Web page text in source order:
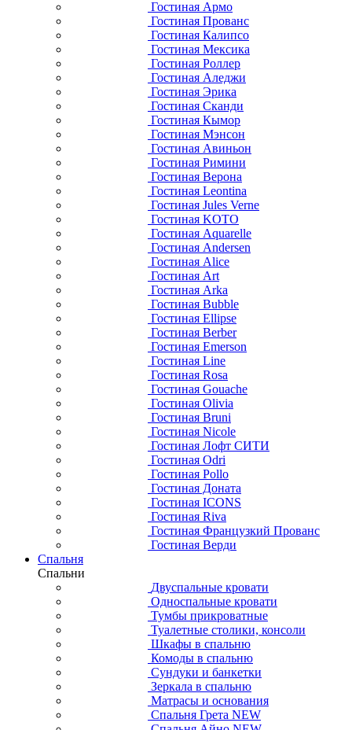
Гостиная Армо
Гостиная Прованс
Гостиная Калипсо
Гостиная Мексика
Гостиная Роллер
Гостиная Аледжи
Гостиная Эрика
Гостиная Сканди
Гостиная Кымор
Гостиная Мэнсон
Гостиная Авиньон
Гостиная Римини
Гостиная Верона
Гостиная Leontina
Гостиная Jules Verne
Гостиная KOTO
Гостиная Aquarelle
Гостиная Andersen
Гостиная Alice
Гостиная Art
Гостиная Arka
Гостиная Bubble
Гостиная Ellipse
Гостиная Berber
Гостиная Emerson
Гостиная Line
Гостиная Rosa
Гостиная Gouache
Гостиная Olivia
Гостиная Bruni
Гостиная Nicole
Гостиная Лофт СИТИ
Гостиная Odri
Гостиная Pollo
Гостиная Доната
Гостиная ICONS
Гостиная Riva
Гостиная Французкий Прованс
Гостиная Верди
Спальня
Спальни
Двуспальные кровати
Односпальные кровати
Тумбы прикроватные
Туалетные столики, консоли
Шкафы в спальню
Комоды в спальню
Сундуки и банкетки
Зеркала в спальню
Матрасы и основания
Спальня Грета NEW